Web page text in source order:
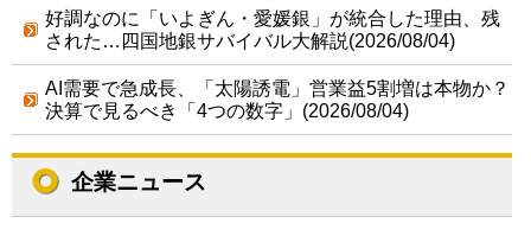
好調なのに「いよぎん・愛媛銀」が統合した理由、残
された…四国地銀サバイバル大解説(2026/08/04)
AI需要で急成長、「太陽誘電」営業益5割増は本物か？
決算で見るべき「4つの数字」(2026/08/04)
企業ニュース